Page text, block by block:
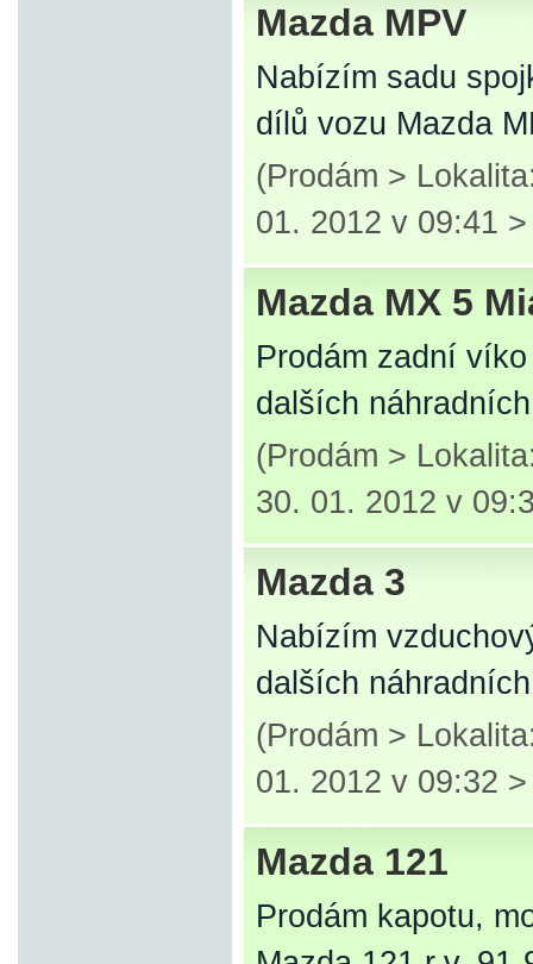
Mazda MPV
Nabízím sadu
dílů vozu Mazda
(Prodám >
01. 2012 v 09:41
Mazda MX 5
Prodám zadní
dalších
(Prodám >
30. 01. 2012 v
Mazda 3
Nabízím
dalších
(Prodám >
01. 2012 v 09:32
Mazda 121
Prodám kapotu,